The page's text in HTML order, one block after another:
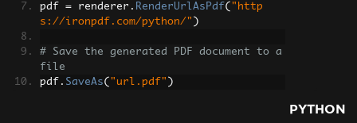
pdf = renderer . RenderUrlAsPdf( "http
s://ironpdf.com/python/" )
# Save the generated PDF document to a
file
pdf . SaveAs( "url.pdf" )
PYTHON